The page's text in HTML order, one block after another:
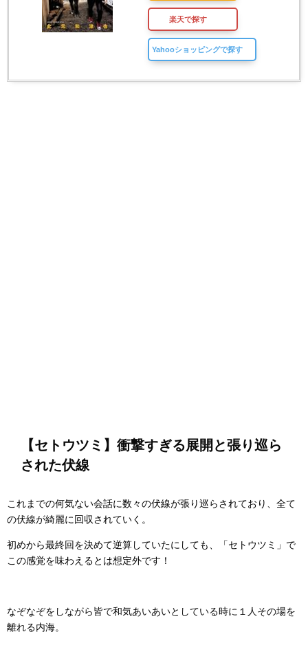
楽天で探す
Yahooショッピングで探す
【セトウツミ】衝撃すぎる展開と張り巡ら
された伏線
これまでの何気ない会話に数々の伏線が張り巡らされており、 全て
の伏線が綺麗に回収されていく。
初めから最終回を決めて逆算していたにしても、「セトウツミ」で
この感覚を味わえるとは想定外です！
なぞなぞをしながら皆で和気あいあいとしている時に１人その場を
離れる内海。